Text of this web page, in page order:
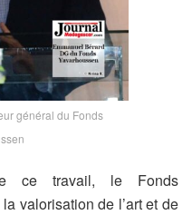
général du Fonds
ce travail, le Fonds
valorisation de l’art et de